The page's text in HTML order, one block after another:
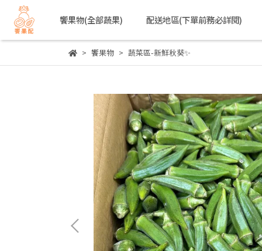
饗果物(全部蔬果) 配送地區(下單前務必詳閱)
饗果物 蔬菜區-新鮮秋葵✨